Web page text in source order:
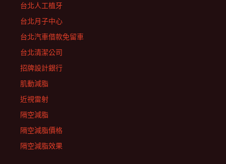
台北人工植牙
台北月子中心
台北汽車借款免留車
台北清潔公司
招牌設計銀行
肌動減脂
近視雷射
隔空減脂
隔空減脂價格
隔空減脂效果